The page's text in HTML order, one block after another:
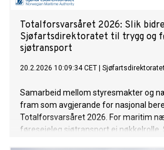
Totalforsvarsåret 2026: Slik
Sjøfartsdirektoratet til trygg og
sjøtransport
20.2.2026 10:09:34 CET
Samarbeid mellom styresmakter og
fram som avgjerande for nasjonal
Totalforsvarsåret 2026. For maritim
føreseieleg sjøtransport ei